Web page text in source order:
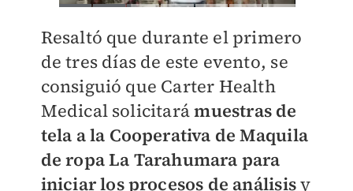
Resaltó que durante el primero
de tres días de este evento, se
consiguió que Carter Health
Medical solicitarámuestras de
tela a la Cooperativa de Maquila
de ropa La Tarahumara para
iniciar los procesos de análisisy